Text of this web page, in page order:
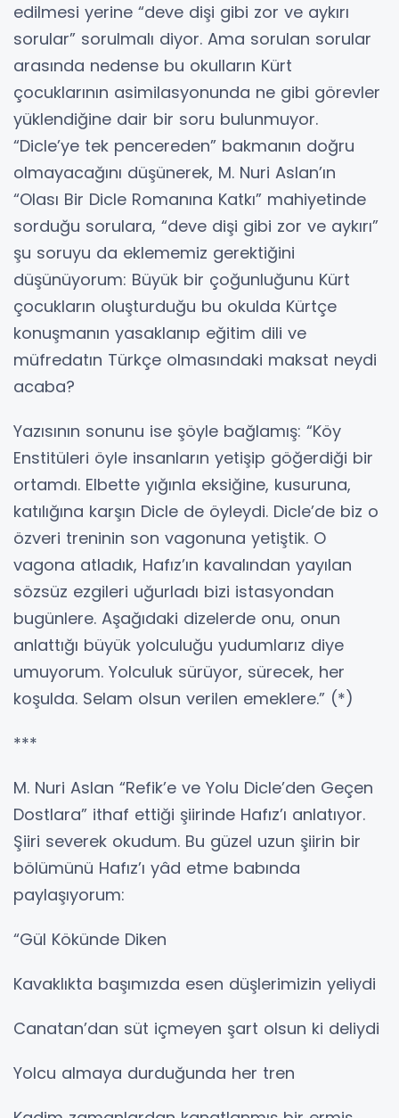
edilmesi yerine “deve dişi gibi zor ve aykırı
sorular” sorulmalı diyor. Ama sorulan sorular
arasında nedense bu okulların Kürt
çocuklarının asimilasyonunda ne gibi görevler
yüklendiğine dair bir soru bulunmuyor.
“Dicle’ye tek pencereden” bakmanın doğru
olmayacağını düşünerek, M. Nuri Aslan’ın
“Olası Bir Dicle Romanına Katkı” mahiyetinde
sorduğu sorulara, “deve dişi gibi zor ve aykırı”
şu soruyu da eklememiz gerektiğini
düşünüyorum: Büyük bir çoğunluğunu Kürt
çocukların oluşturduğu bu okulda Kürtçe
konuşmanın yasaklanıp eğitim dili ve
müfredatın Türkçe olmasındaki maksat neydi
acaba?
Yazısının sonunu ise şöyle bağlamış: “Köy
Enstitüleri öyle insanların yetişip göğerdiği bir
ortamdı. Elbette yığınla eksiğine, kusuruna,
katılığına karşın Dicle de öyleydi. Dicle’de biz o
özveri treninin son vagonuna yetiştik. O
vagona atladık, Hafız’ın kavalından yayılan
sözsüz ezgileri uğurladı bizi istasyondan
bugünlere. Aşağıdaki dizelerde onu, onun
anlattığı büyük yolculuğu yudumlarız diye
umuyorum. Yolculuk sürüyor, sürecek, her
koşulda. Selam olsun verilen emeklere.” (*)
***
M. Nuri Aslan “Refik’e ve Yolu Dicle’den Geçen
Dostlara” ithaf ettiği şiirinde Hafız’ı anlatıyor.
Şiiri severek okudum. Bu güzel uzun şiirin bir
bölümünü Hafız’ı yâd etme babında
paylaşıyorum:
“Gül Kökünde Diken
Kavaklıkta başımızda esen düşlerimizin yeliydi
Canatan’dan süt içmeyen şart olsun ki deliydi
Yolcu almaya durduğunda her tren